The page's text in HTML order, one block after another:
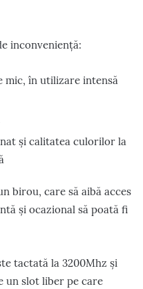
inconveniență:
mic, în utilizare intensă
și calitatea culorilor la
birou, care să aibă acces
și ocazional să poată fi
tactată la 3200Mhz și
un slot liber pe care